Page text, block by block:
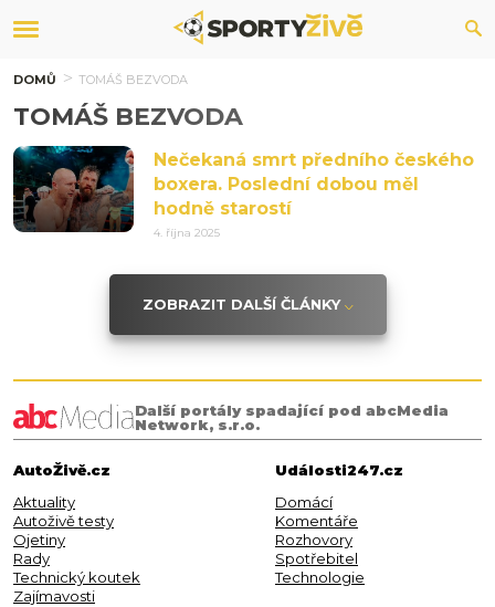
DOMŮ TOMÁŠ BEZVODA
TOMÁŠ BEZVODA
Nečekaná smrt předního českého
boxera. Poslední dobou měl
hodně starostí
4. října 2025
ZOBRAZIT DALŠÍ ČLÁNKY
Další portály spadající pod abcMedia
Network, s.r.o.
AutoŽivě.cz
Aktuality
Autoživě testy
Ojetiny
Rady
Technický koutek
Zajímavosti
Události247.cz
Domácí
Komentáře
Rozhovory
Spotřebitel
Technologie